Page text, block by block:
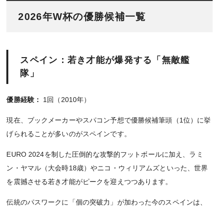
2026年W杯の優勝候補一覧
スペイン：若き才能が爆発する「無敵艦
隊」
優勝経験： 1回（2010年）
現在、ブックメーカーやスパコン予想で優勝候補筆頭（1位）に挙
げられることが多いのがスペインです。
EURO 2024を制した圧倒的な攻撃的フットボールに加え、ラミ
ン・ヤマル（大会時18歳）やニコ・ウィリアムズといった、世界
を震撼させる若き才能がピークを迎えつつあります。
伝統のパスワークに「個の突破力」が加わった今のスペインは、